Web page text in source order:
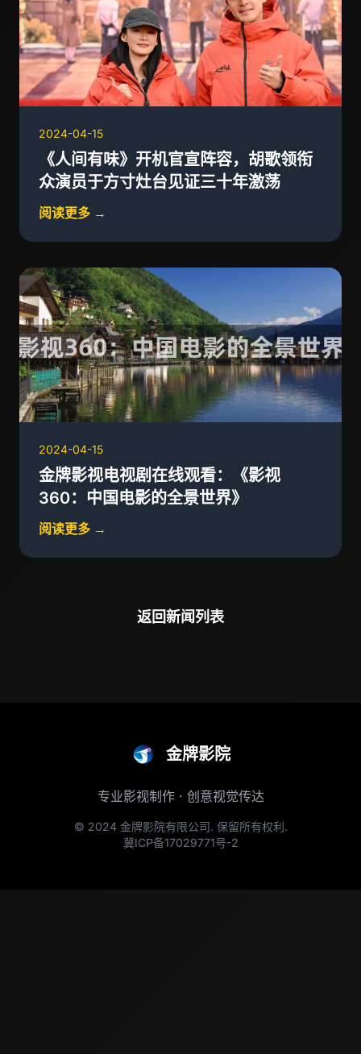
2024-04-15
《人间有味》开机官宣阵容，胡歌领衔
众演员于方寸灶台见证三十年激荡
阅读更多 →
2024-04-15
金牌影视电视剧在线观看：《影视
360：中国电影的全景世界》
阅读更多 →
返回新闻列表
金牌影院
专业影视制作 · 创意视觉传达
© 2024 金牌影院有限公司. 保留所有权利.
冀ICP备17029771号-2